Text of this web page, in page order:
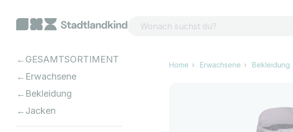
GESAMTSORTIMENT
Erwachsene
Bekleidung
Jacken
Home Erwachsene Bekleidung